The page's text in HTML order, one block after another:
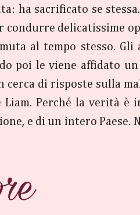
ha sacrificato se
delicatissime
al tempo stesso.
poi le viene affidato
di risposte sulla
Perché la verità è
e di un intero Paese.